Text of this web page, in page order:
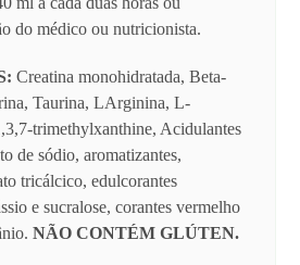
do médico ou nutricionista.
Creatina monohidratada, Beta-
Taurina, LArginina, L-
trimethylxanthine, Acidulantes
de sódio, aromatizantes,
tricálcico, edulcorantes
e sucralose, corantes vermelho
NÃO CONTÉM GLÚTEN.